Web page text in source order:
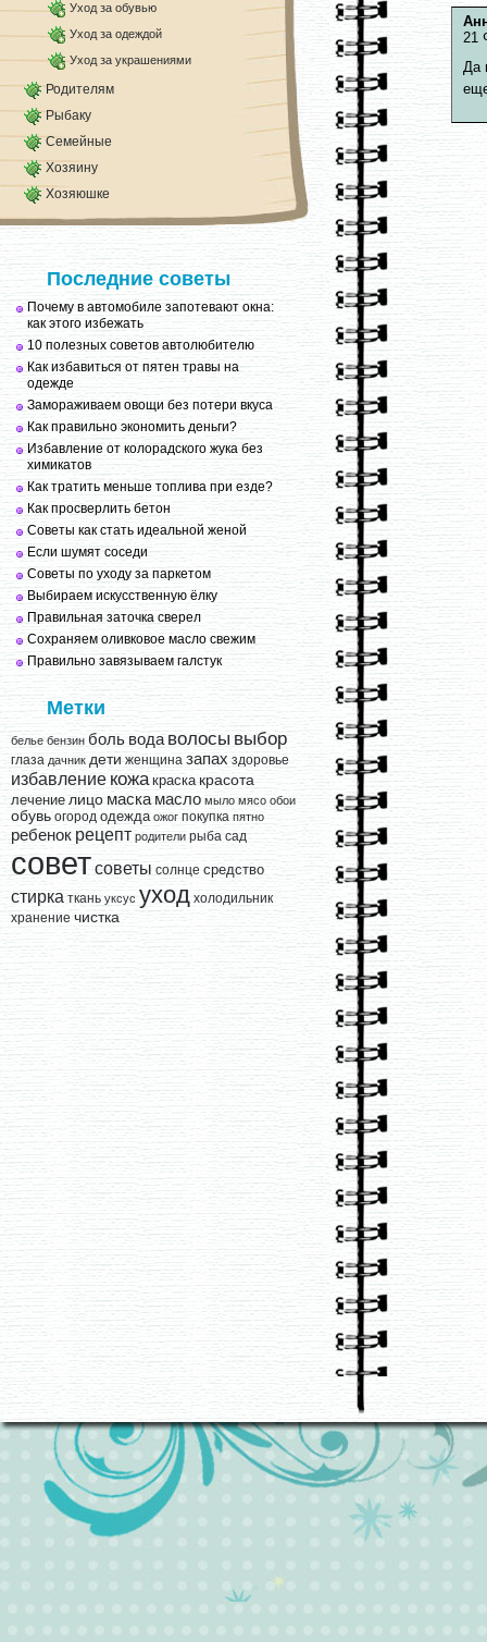
Уход за обувью
Уход за одеждой
Уход за украшениями
Родителям
Рыбаку
Семейные
Хозяину
Хозяюшке
Последние советы
Почему в автомобиле запотевают окна:
как этого избежать
10 полезных советов автолюбителю
Как избавиться от пятен травы на
одежде
Замораживаем овощи без потери вкуса
Как правильно экономить деньги?
Избавление от колорадского жука без
химикатов
Как тратить меньше топлива при езде?
Как просверлить бетон
Советы как стать идеальной женой
Если шумят соседи
Советы по уходу за паркетом
Выбираем искусственную ёлку
Правильная заточка сверел
Сохраняем оливковое масло свежим
Правильно завязываем галстук
Метки
белье бензин боль вода волосы выбор
глаза дачник дети женщина запах здоровье
избавление кожа краска красота
лечение лицо маска масло мыло мясо обои
обувь огород одежда ожог покупка пятно
ребенок рецепт родители рыба сад
советсоветы солнце средство
стирка ткань уксус уход холодильник
хранение чистка
21
Да